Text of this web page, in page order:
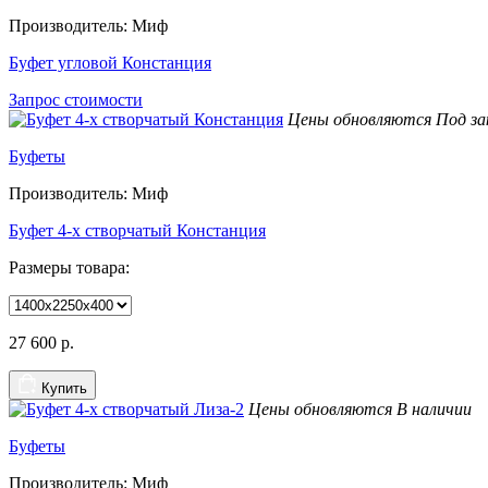
Производитель: Миф
Буфет угловой Констанция
Запрос стоимости
Цены обновляются Под
Буфеты
Производитель: Миф
Буфет 4-х створчатый Констанция
Размеры товара:
27 600 р.
Купить
Цены обновляются В наличии
Буфеты
Производитель: Миф